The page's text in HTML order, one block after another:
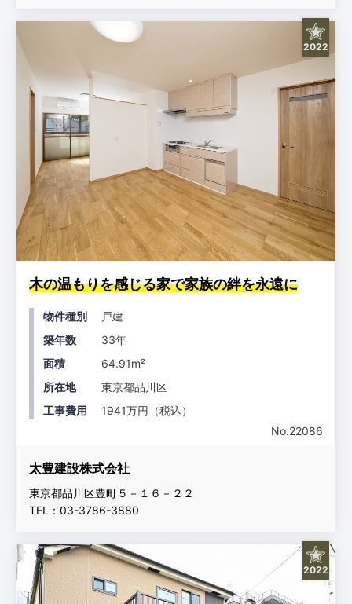
2022
木の温もりを感じる家で家族の絆を永遠に
物件種別
戸建
築年数
33年
面積
64.91m²
所在地
東京都品川区
工事費用
1941万円（税込）
No.22086
太豊建設株式会社
東京都品川区豊町５－１６－２２
TEL：03-3786-3880
2022